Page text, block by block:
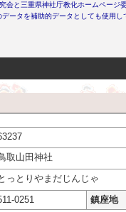
会と三重県神社庁教化ホームページ
ータを補助的データとしても使用し
取山田神社
っとりやまだじんじゃ
0251
鎮座地